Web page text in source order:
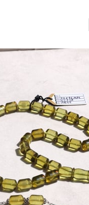
%2İndirim